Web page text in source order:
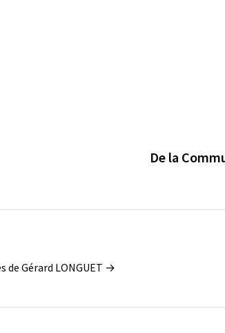
De la
de Gérard LONGUET →